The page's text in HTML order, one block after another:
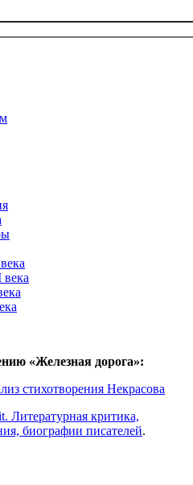
«Железная дорога»:
стихотворения Некрасова
Литературная критика,
биографии писателей.